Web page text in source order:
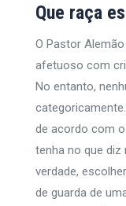
Que raça
O Pastor
afetuoso com
No entanto,
de acordo com
tenha no que diz
verdade,
de guarda de